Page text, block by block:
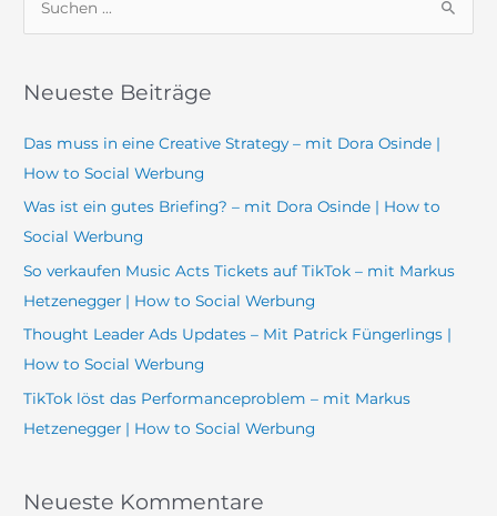
h
h
:
Neueste Beiträge
Das muss in eine Creative Strategy – mit Dora Osinde |
How to Social Werbung
Was ist ein gutes Briefing? – mit Dora Osinde | How to
Social Werbung
So verkaufen Music Acts Tickets auf TikTok – mit Markus
Hetzenegger | How to Social Werbung
Thought Leader Ads Updates – Mit Patrick Füngerlings |
How to Social Werbung
TikTok löst das Performanceproblem – mit Markus
Hetzenegger | How to Social Werbung
Neueste Kommentare